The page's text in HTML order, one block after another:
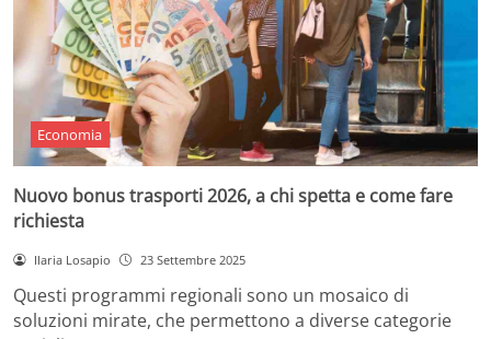
Economia
Nuovo bonus trasporti 2026, a chi spetta e come fare
richiesta
Ilaria Losapio 23 Settembre 2025
Questi programmi regionali sono un mosaico di
soluzioni mirate, che permettono a diverse categorie